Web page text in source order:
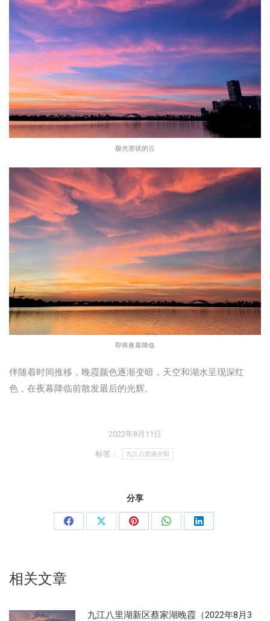
极光形状的云
即将夜幕降临
伴随着时间推移，晚霞颜色逐渐变暗，天空和湖水呈现深红
色，在夜幕降临前散发最后的光辉。
2022年8月11日
标签： 九江八里湖夕阳
分享
分
分
分
分
分
相关文章
九江八里湖新区蔡家湖晚霞（2022年8月3